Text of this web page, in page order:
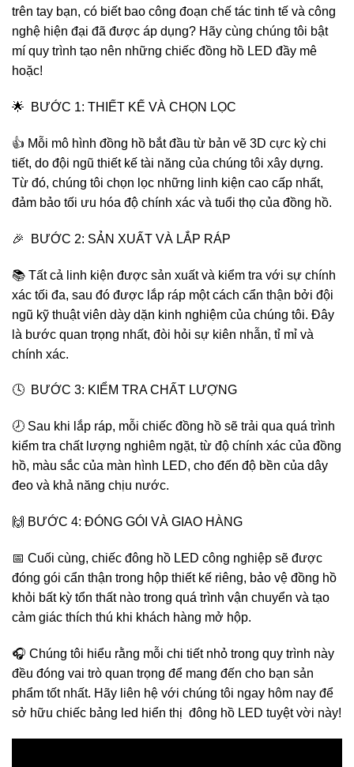
trên tay bạn, có biết bao công đoạn chế tác tinh tế và công
nghệ hiện đại đã được áp dụng? Hãy cùng chúng tôi bật
mí quy trình tạo nên những chiếc đồng hồ LED đầy mê
hoặc!
🌟 BƯỚC 1: THIẾT KẾ VÀ CHỌN LỌC
👍 Mỗi mô hình đồng hồ bắt đầu từ bản vẽ 3D cực kỳ chi
tiết, do đội ngũ thiết kế tài năng của chúng tôi xây dựng.
Từ đó, chúng tôi chọn lọc những linh kiện cao cấp nhất,
đảm bảo tối ưu hóa độ chính xác và tuổi thọ của đồng hồ.
🎉 BƯỚC 2: SẢN XUẤT VÀ LẮP RÁP
📚 Tất cả linh kiện được sản xuất và kiểm tra với sự chính
xác tối đa, sau đó được lắp ráp một cách cẩn thận bởi đội
ngũ kỹ thuật viên dày dặn kinh nghiệm của chúng tôi. Đây
là bước quan trọng nhất, đòi hỏi sự kiên nhẫn, tỉ mỉ và
chính xác.
🕓 BƯỚC 3: KIỂM TRA CHẤT LƯỢNG
🕗 Sau khi lắp ráp, mỗi chiếc đồng hồ sẽ trải qua quá trình
kiểm tra chất lượng nghiêm ngặt, từ độ chính xác của đồng
hồ, màu sắc của màn hình LED, cho đến độ bền của dây
đeo và khả năng chịu nước.
🙌 BƯỚC 4: ĐÓNG GÓI VÀ GIAO HÀNG
📅 Cuối cùng, chiếc đông hồ LED công nghiệp sẽ được
đóng gói cẩn thận trong hộp thiết kế riêng, bảo vệ đồng hồ
khỏi bất kỳ tổn thất nào trong quá trình vận chuyển và tạo
cảm giác thích thú khi khách hàng mở hộp.
🎧 Chúng tôi hiểu rằng mỗi chi tiết nhỏ trong quy trình này
đều đóng vai trò quan trọng để mang đến cho bạn sản
phẩm tốt nhất. Hãy liên hệ với chúng tôi ngay hôm nay để
sở hữu chiếc bảng led hiển thị đông hồ LED tuyệt vời này!